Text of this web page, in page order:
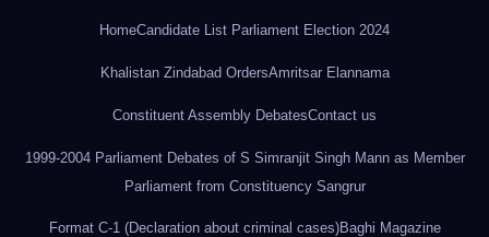
HomeCandidate List Parliament Election 2024
Khalistan Zindabad OrdersAmritsar Elannama
Constituent Assembly DebatesContact us
1999-2004 Parliament Debates of S Simranjit Singh Mann as Member
Parliament from Constituency Sangrur
Format C-1 (Declaration about criminal cases)Baghi Magazine